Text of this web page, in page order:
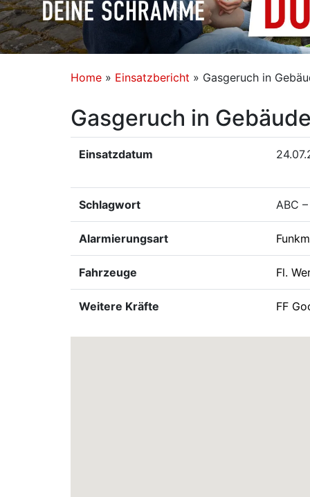
Home » Einsatzbericht » Gasgeruch in
Gasgeruch in
Einsatzdatum
Schlagwort ABC
Alarmierungsart
Fahrzeuge Fl.
Weitere Kräfte FF